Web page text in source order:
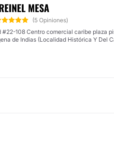
MESA
(5 Opiniones)
#22-108 Centro comercial caribe plaza
de Indias (Localidad Histórica Y Del